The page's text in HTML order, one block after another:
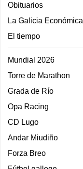
Obituarios
La Galicia Económica
El tiempo
Mundial 2026
Torre de Marathon
Grada de Río
Opa Racing
CD Lugo
Andar Miudiño
Forza Breo